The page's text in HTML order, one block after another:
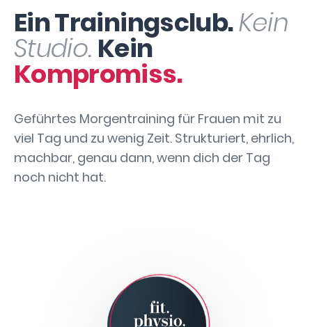
Ein Trainingsclub.Kein
Studio. Kein
Kompromiss.
Geführtes Morgentraining für Frauen mit zu
viel Tag und zu wenig Zeit. Strukturiert, ehrlich,
machbar, genau dann, wenn dich der Tag
noch nicht hat.